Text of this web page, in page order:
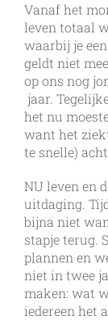
Vanaf het
leven totaal
waarbij je
geldt niet
op ons nog
jaar.
het nu
want het
te snelle)
NU leven en
uitdaging.
bijna niet
stapje terug.
plannen en
niet in twee
maken: wat
iedereen het